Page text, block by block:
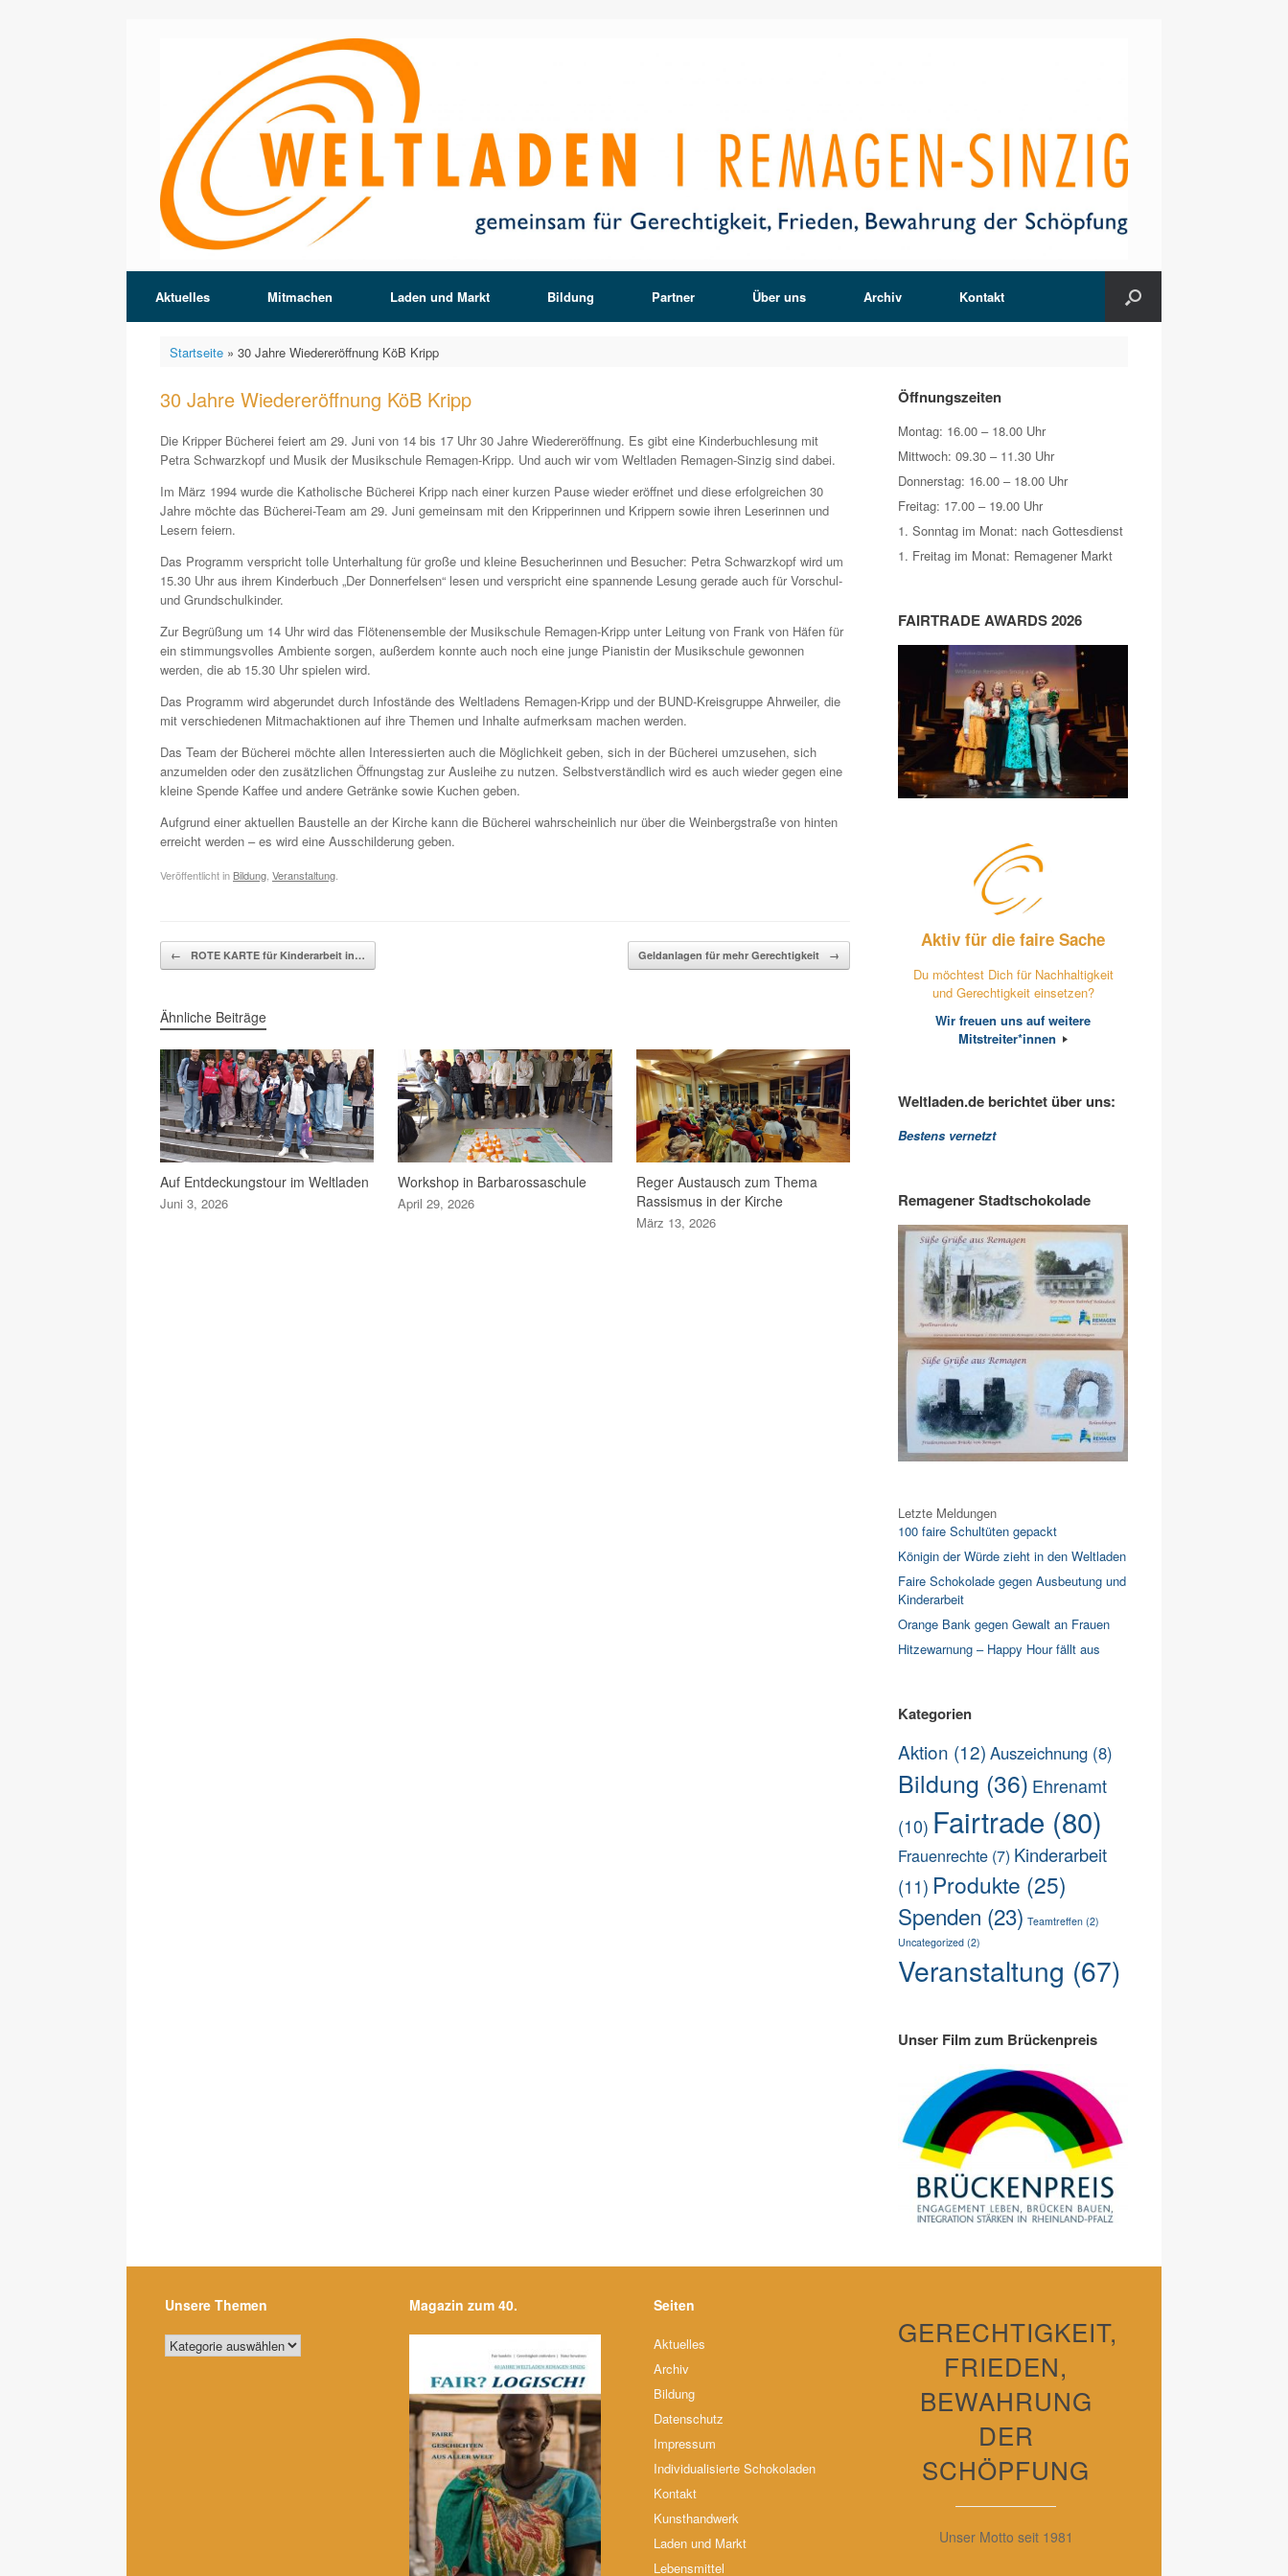
Aktuelles Mitmachen Laden und Markt Bildung Partner Über uns Archiv Kontakt
Startseite» 30 Jahre Wiedereröffnung KöB Kripp
30 Jahre Wiedereröffnung KöB Kripp
Die Kripper Bücherei feiert am 29. Juni von 14 bis 17 Uhr 30 Jahre Wiedereröffnung. Es gibt eine Kinderbuchlesung mit
Petra Schwarzkopf und Musik der Musikschule Remagen-Kripp. Und auch wir vom Weltladen Remagen-Sinzig sind dabei.
Im März 1994 wurde die Katholische Bücherei Kripp nach einer kurzen Pause wieder eröffnet und diese erfolgreichen 30
Jahre möchte das Bücherei-Team am 29. Juni gemeinsam mit den Kripperinnen und Krippern sowie ihren Leserinnen und
Lesern feiern.
Das Programm verspricht tolle Unterhaltung für große und kleine Besucherinnen und Besucher: Petra Schwarzkopf wird um
15.30 Uhr aus ihrem Kinderbuch „Der Donnerfelsen“ lesen und verspricht eine spannende Lesung gerade auch für Vorschul-
und Grundschulkinder.
Zur Begrüßung um 14 Uhr wird das Flötenensemble der Musikschule Remagen-Kripp unter Leitung von Frank von Häfen für
ein stimmungsvolles Ambiente sorgen, außerdem konnte auch noch eine junge Pianistin der Musikschule gewonnen
werden, die ab 15.30 Uhr spielen wird.
Das Programm wird abgerundet durch Infostände des Weltladens Remagen-Kripp und der BUND-Kreisgruppe Ahrweiler, die
mit verschiedenen Mitmachaktionen auf ihre Themen und Inhalte aufmerksam machen werden.
Das Team der Bücherei möchte allen Interessierten auch die Möglichkeit geben, sich in der Bücherei umzusehen, sich
anzumelden oder den zusätzlichen Öffnungstag zur Ausleihe zu nutzen. Selbstverständlich wird es auch wieder gegen eine
kleine Spende Kaffee und andere Getränke sowie Kuchen geben.
Aufgrund einer aktuellen Baustelle an der Kirche kann die Bücherei wahrscheinlich nur über die Weinbergstraße von hinten
erreicht werden – es wird eine Ausschilderung geben.
Veröffentlicht in Bildung Veranstaltung
Beitragsnavigation
← ROTE KARTE für Kinderarbeit in… Geldanlagen für mehr Gerechtigkeit →
Ähnliche Beiträge
Auf Entdeckungstour im Weltladen
Juni 3, 2026
Workshop in Barbarossaschule
April 29, 2026
Reger Austausch zum Thema
Rassismus in der Kirche
März 13, 2026
Öffnungszeiten
Montag: 16.00 – 18.00 Uhr
Mittwoch: 09.30 – 11.30 Uhr
Donnerstag: 16.00 – 18.00 Uhr
Freitag: 17.00 – 19.00 Uhr
1. Sonntag im Monat: nach Gottesdienst
1. Freitag im Monat: Remagener Markt
FAIRTRADE AWARDS 2026
Aktiv für die faire Sache
Du möchtest Dich für Nachhaltigkeit
und Gerechtigkeit einsetzen?
Wir freuen uns auf weitere
Mitstreiter*innen
Weltladen.de berichtet über uns:
Bestens vernetzt
Remagener Stadtschokolade
Letzte Meldungen
100 faire Schultüten gepackt
Königin der Würde zieht in den Weltladen
Faire Schokolade gegen Ausbeutung und
Kinderarbeit
Orange Bank gegen Gewalt an Frauen
Hitzewarnung – Happy Hour fällt aus
Kategorien
Aktion (12) Auszeichnung (8)
Bildung (36) Ehrenamt
(10) Fairtrade (80)
Frauenrechte (7) Kinderarbeit
(11) Produkte (25)
Spenden (23) Teamtreffen (2)
Uncategorized (2)
Veranstaltung (67)
Unser Film zum Brückenpreis
Unsere Themen
Unsere
Themen
Magazin zum 40. Seiten
Aktuelles
Archiv
Bildung
Datenschutz
Impressum
Individualisierte Schokoladen
Kontakt
Kunsthandwerk
Laden und Markt
Lebensmittel
GERECHTIGKEIT,
FRIEDEN,
BEWAHRUNG
DER
SCHÖPFUNG
Unser Motto seit 1981